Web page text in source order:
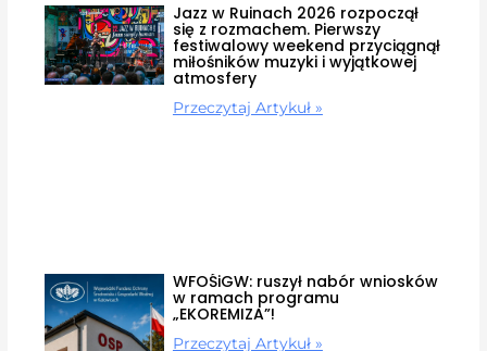
Jazz w Ruinach 2026 rozpoczął
się z rozmachem. Pierwszy
festiwalowy weekend przyciągnął
miłośników muzyki i wyjątkowej
atmosfery
Przeczytaj Artykuł »
WFOŚiGW: ruszył nabór wniosków
w ramach programu
„EKOREMIZA”!
Przeczytaj Artykuł »